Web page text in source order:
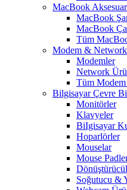
MacBook
MacBook
MacBook
Tüm
Modem &
Modemler
Network
Tüm
Bilgisayar Çevre
Monitörler
Klavyeler
BiIgisayar
Hoparlörler
Mouselar
Mouse
Soğutucu &